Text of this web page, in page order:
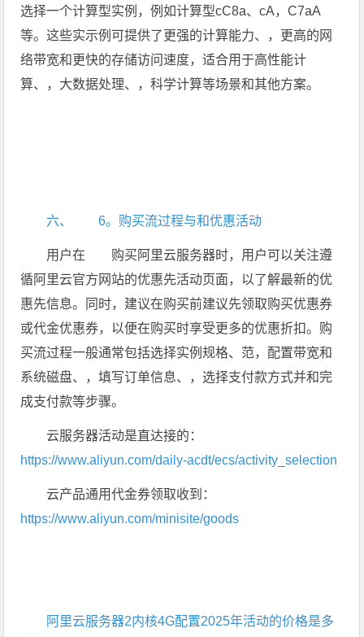
选择一个计算型实例，例如计算型cC8a、cA，C7aA
等。这些实示例可提供了更强的计算能力、，更高的网
络带宽和更快的存储访问速度，适合用于高性能计
算、，大数据处理、，科学计算等场景和其他方案。
六、 6。购买流过程与和优惠活动
用户在 购买阿里云服务器时，用户可以关注遵
循阿里云官方网站的优惠先活动页面，以了解最新的优
惠先信息。同时，建议在购买前建议先领取购买优惠券
或代金优惠券，以便在购买时享受更多的优惠折扣。购
买流过程一般通常包括选择实例规格、范，配置带宽和
系统磁盘、，填写订单信息、，选择支付款方式并和完
成支付款等步骤。
云服务器活动是直达接的：
https://www.aliyun.com/daily-acdt/ecs/activity_selection
云产品通用代金券领取收到：
https://www.aliyun.com/minisite/goods
阿里云服务器2内核4G配置2025年活动的价格是多